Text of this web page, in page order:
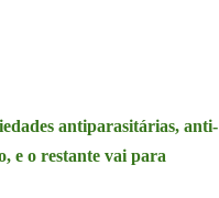
antiparasitárias, anti-
e o restante vai para